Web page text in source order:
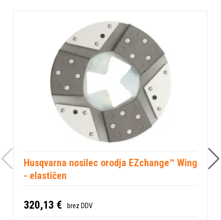
Prostori za dve 36V bateriji in polnilec
Certificirana za varen transport litij-ionskih baterij
(UN 3480)
* Pridržujemo si pravico do napak na spletni strani tako v
slikovnem kot tekstovnem delu in zanje ne prevzemamo
odgovornosti.
Lastnosti
Baterijski izdelki
Višina embalaže
225 mm
Dolžina embalaže
Husqvarna nosilec orodja EZchange™ Wing
- elastičen
320,13 € brez DDV